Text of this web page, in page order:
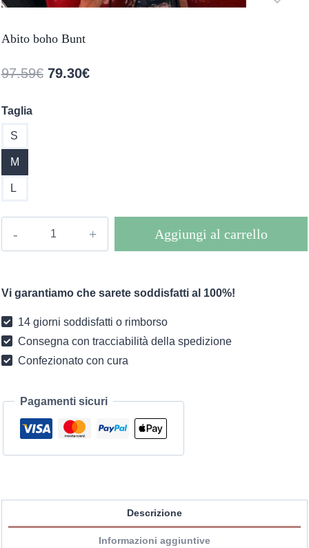
Abito boho Bunt
97.59€ Il
79.30€Il
Taglia
S
M
L
Aggiungi al carrello
Vi garantiamo che sarete soddisfatti al 100%!
14 giorni soddisfatti o rimborso
Consegna con tracciabilità della spedizione
Confezionato con cura
Pagamenti sicuri
Descrizione
Informazioni aggiuntive